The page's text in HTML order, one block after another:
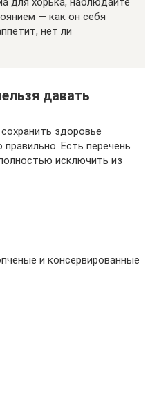
— как он себя
нет ли
давать
здоровье
Есть перечень
исключить из
и консервированные